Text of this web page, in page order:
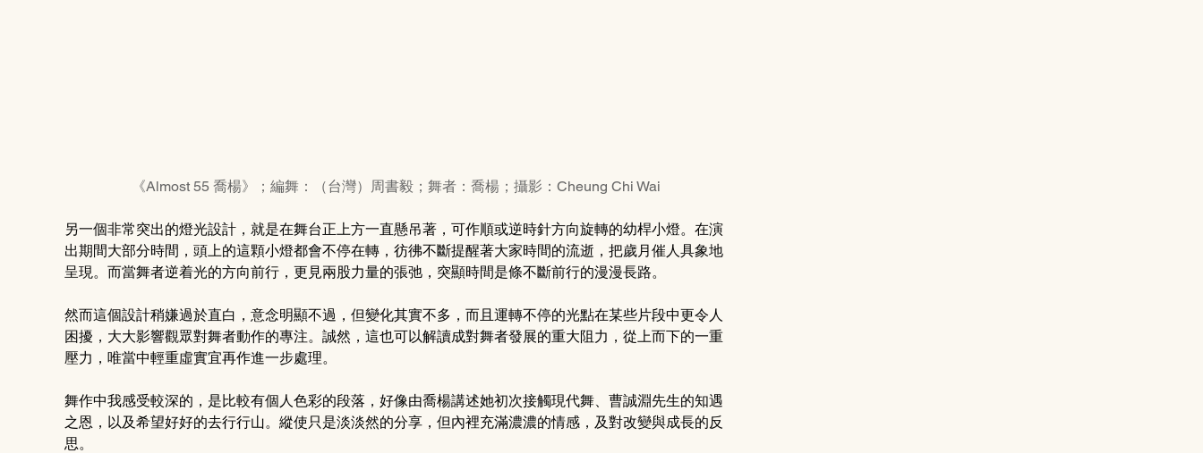
《Almost 55 喬楊》；編舞：（台灣）周書毅；舞者：喬楊；攝影：Cheung Chi Wai
另一個非常突出的燈光設計，就是在舞台正上方一直懸吊著，可作順或逆時針方向旋轉的幼桿小燈。在演
出期間大部分時間，頭上的這顆小燈都會不停在轉，彷彿不斷提醒著大家時間的流逝，把歲月催人具象地
呈現。而當舞者逆着光的方向前行，更見兩股力量的張弛，突顯時間是條不斷前行的漫漫長路。
然而這個設計稍嫌過於直白，意念明顯不過，但變化其實不多，而且運轉不停的光點在某些片段中更令人
困擾，大大影響觀眾對舞者動作的專注。誠然，這也可以解讀成對舞者發展的重大阻力，從上而下的一重
壓力，唯當中輕重虛實宜再作進一步處理。
舞作中我感受較深的，是比較有個人色彩的段落，好像由喬楊講述她初次接觸現代舞、曹誠淵先生的知遇
之恩，以及希望好好的去行行山。縱使只是淡淡然的分享，但內裡充滿濃濃的情感，及對改變與成長的反
思。